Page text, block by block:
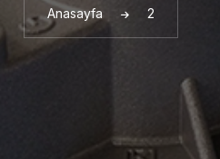
Anasayfa 2